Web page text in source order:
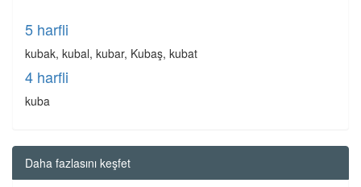
5 harfli
kubak, kubal, kubar, Kubaş, kubat
4 harfli
kuba
Daha fazlasını keşfet